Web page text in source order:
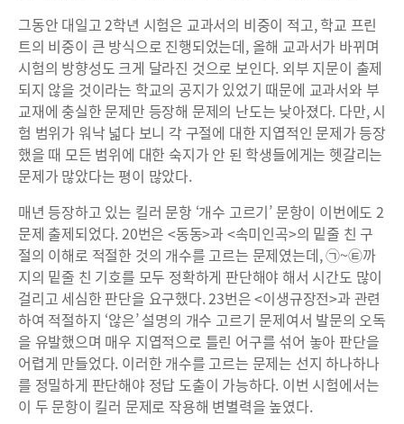
그동안 대일고 2학년 시험은 교과서의 비중이 적고, 학교 프린
트의 비중이 큰 방식으로 진행되었는데, 올해 교과서가 바뀌며
시험의 방향성도 크게 달라진 것으로 보인다. 외부 지문이 출제
되지 않을 것이라는 학교의 공지가 있었기 때문에 교과서와 부
교재에 충실한 문제만 등장해 문제의 난도는 낮아졌다. 다만, 시
험 범위가 워낙 넓다 보니 각 구절에 대한 지엽적인 문제가 등장
했을 때 모든 범위에 대한 숙지가 안 된 학생들에게는 헷갈리는
문제가 많았다는 평이 많았다.
매년 등장하고 있는 킬러 문항 ‘개수 고르기’ 문항이 이번에도 2
문제 출제되었다. 20번은 <동동>과 <속미인곡>의 밑줄 친 구
절의 이해로 적절한 것의 개수를 고르는 문제였는데, ㉠~㉫까
지의 밑줄 친 기호를 모두 정확하게 판단해야 해서 시간도 많이
걸리고 세심한 판단을 요구했다. 23번은 <이생규장전>과 관련
하여 적절하지 ‘않은’ 설명의 개수 고르기 문제여서 발문의 오독
을 유발했으며 매우 지엽적으로 틀린 어구를 섞어 놓아 판단을
어렵게 만들었다. 이러한 개수를 고르는 문제는 선지 하나하나
를 정밀하게 판단해야 정답 도출이 가능하다. 이번 시험에서는
이 두 문항이 킬러 문제로 작용해 변별력을 높였다.